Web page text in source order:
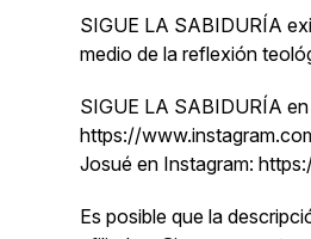
SIGUE LA SABIDURÍA
medio de la reflexión
SIGUE LA SABIDURÍA
https://
Josué en Instagram:
Es posible que la